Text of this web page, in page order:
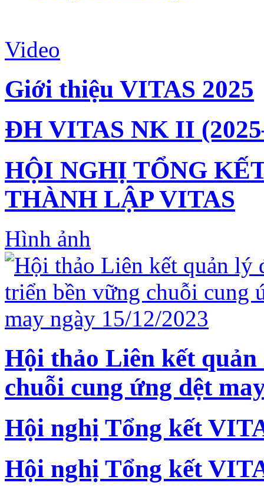
Video
Giới thiệu VITAS 2025
ĐH VITAS NK II
HỘI NGHỊ TỔNG
THÀNH LẬP VITAS
Hình ảnh
Hội thảo Liên kết
chuỗi cung ứng dệt
Hội nghị Tổng kết
Hội nghị Tổng kết